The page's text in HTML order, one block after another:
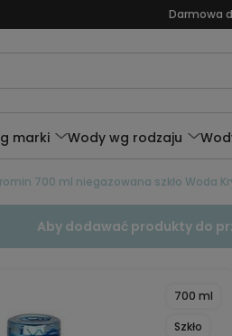
Darmowa
marki Wody wg rodzaju
700 ml niegazowana szkło Woda
Aby dodawać produkty do
700 ml
Szkło